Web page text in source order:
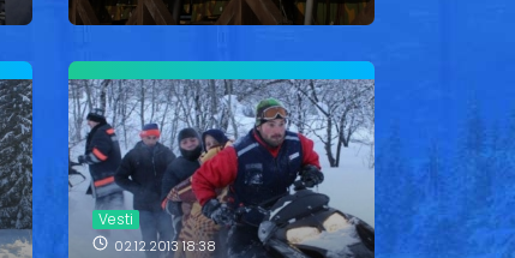
Vesti
02.12.2013 18:38